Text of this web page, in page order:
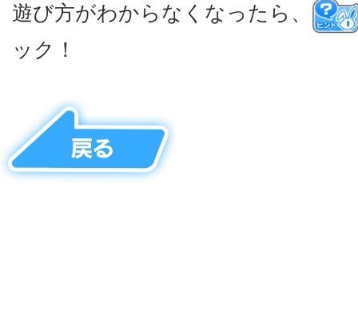
遊び方がわからなくなったら、
ック！